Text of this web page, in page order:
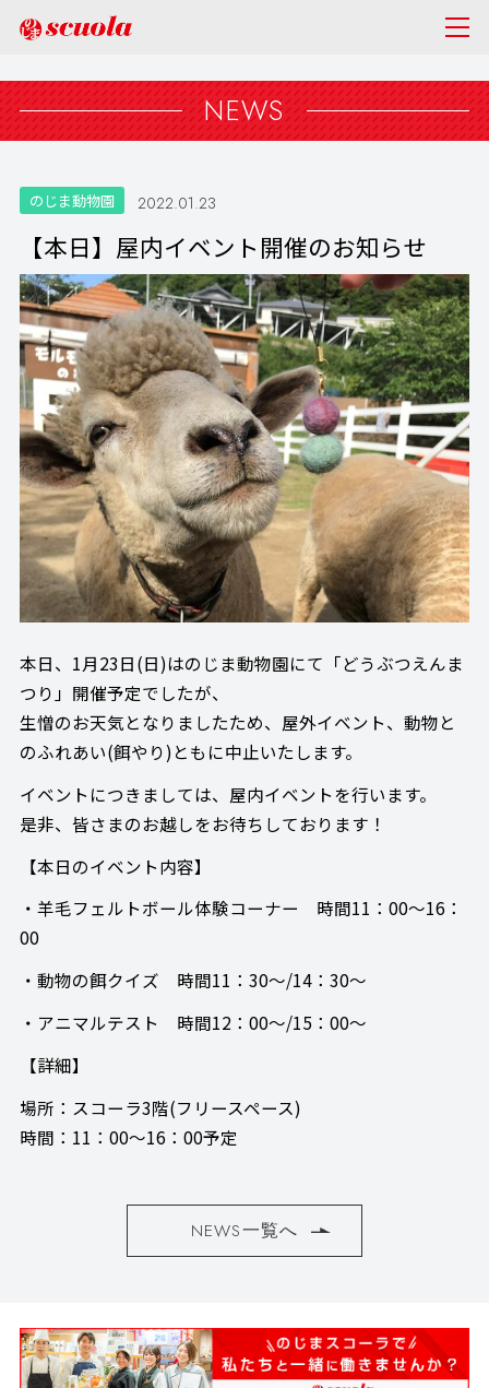
NEWS
のじま動物園 2022.01.23
【本日】屋内イベント開催のお知らせ
本日、1月23日(日)はのじま動物園にて「どうぶつえんま
つり」開催予定でしたが、
生憎のお天気となりましたため、屋外イベント、動物と
のふれあい(餌やり)ともに中止いたします。
イベントにつきましては、屋内イベントを行います。
是非、皆さまのお越しをお待ちしております！
【本日のイベント内容】
・羊毛フェルトボール体験コーナー 時間11：00～16：
00
・動物の餌クイズ 時間11：30～/14：30～
・アニマルテスト 時間12：00～/15：00～
【詳細】
場所：スコーラ3階(フリースペース)
時間：11：00～16：00予定
NEWS一覧へ